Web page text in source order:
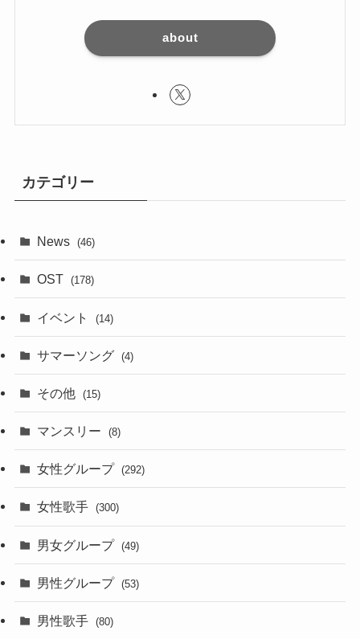
about
カテゴリー
News (46)
OST (178)
イベント (14)
サマーソング (4)
その他 (15)
マンスリー (8)
女性グループ (292)
女性歌手 (300)
男女グループ (49)
男性グループ (53)
男性歌手 (80)